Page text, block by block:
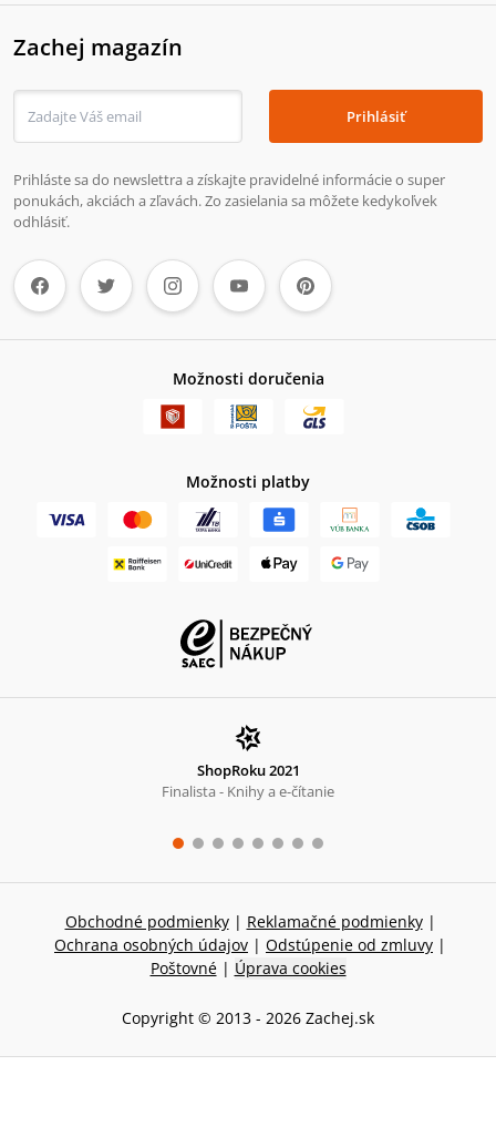
Zachej magazín
Prihlásiť
Prihláste sa do newslettra a získajte pravidelné informácie o super
ponukách, akciách a zľavách. Zo zasielania sa môžete kedykoľvek
odhlásiť.
Možnosti doručenia
Možnosti platby
ShopRoku 2021
Finalista - Knihy a e-čítanie
Obchodné podmienky | Reklamačné podmienky |
Ochrana osobných údajov | Odstúpenie od zmluvy |
Poštovné | Úprava cookies
Copyright © 2013 - 2026 Zachej.sk